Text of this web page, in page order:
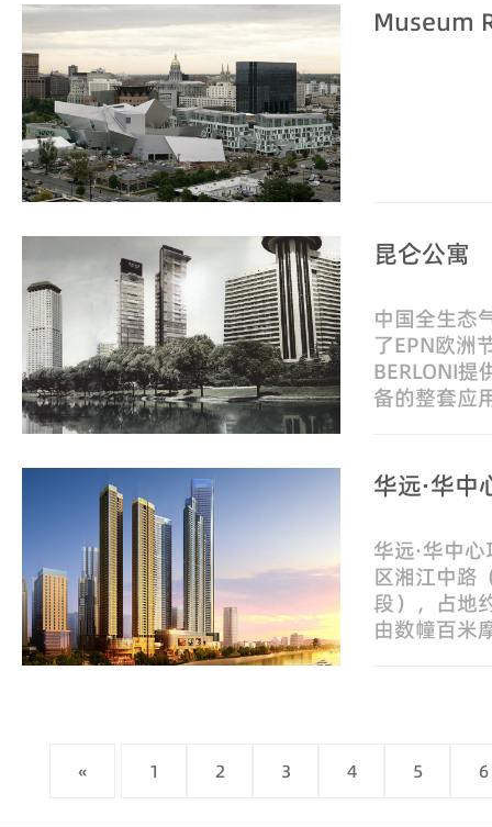
Museum
昆仑公寓
中国全生态
了EPN欧洲
BERLONI提
备的整套应
华远·华中
华远·华中
区湘江中路
段），占地
由数幢百米
« 1 2 3 4 5 6